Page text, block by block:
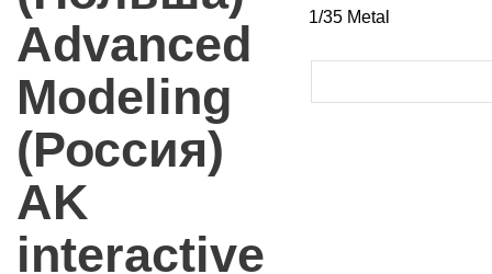
Advanced
Modeling
(Россия)
AK
interactive
1/35 Metal